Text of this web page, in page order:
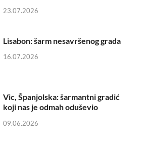
23.07.2026
Lisabon: šarm nesavršenog grada
16.07.2026
Vic, Španjolska: šarmantni gradić
koji nas je odmah oduševio
09.06.2026